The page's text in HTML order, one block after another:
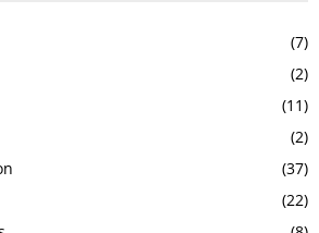
(7)
(2)
(11)
(2)
(37)
(22)